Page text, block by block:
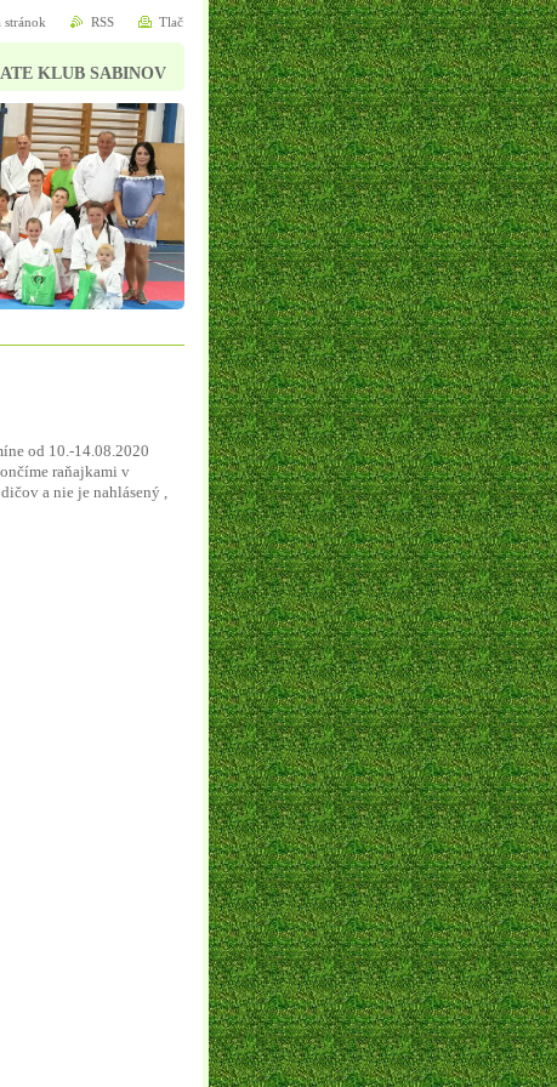
KLUB SABINOV
od 10.-14.08.2020
raňajkami v
a nie je nahlásený ,
stránok RSS Tlač